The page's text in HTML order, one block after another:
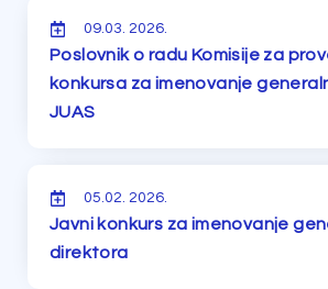
09.03. 2026.
Poslovnik o radu Komisije za
konkursa za imenovanje
JUAS
05.02. 2026.
Javni konkurs za imenovanje
direktora